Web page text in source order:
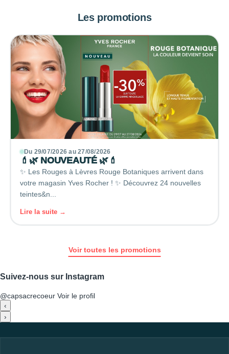
Les promotions
Du 29/07/2026 au 27/08/2026
💄🌿 NOUVEAUTÉ 🌿💄
✨ Les Rouges à Lèvres Rouge Botaniques arrivent dans
votre magasin Yves Rocher ! ✨ Découvrez 24 nouvelles
teintes&n...
Lire la suite →
Voir toutes les promotions
Suivez-nous sur Instagram
@capsacrecoeur Voir le profil
‹
›